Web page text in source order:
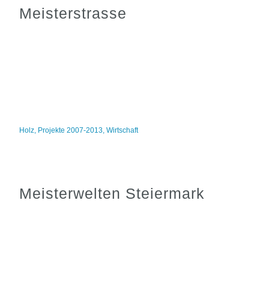
Meisterstrasse
Holz, Projekte 2007-2013,Wirtschaft
Meisterwelten Steiermark